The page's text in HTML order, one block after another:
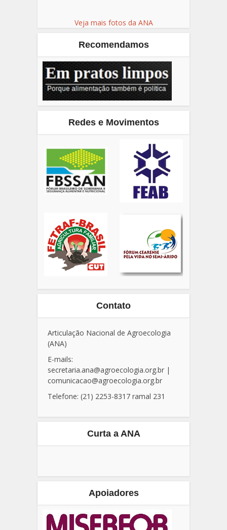
Veja mais fotos da ANA
Recomendamos
Redes e Movimentos
Contato
Articulação Nacional de Agroecologia
(ANA)
E-mails:
secretaria.ana@agroecologia.org.br |
comunicacao@agroecologia.org.br
Telefone: (21) 2253-8317 ramal 231
Curta a ANA
Apoiadores